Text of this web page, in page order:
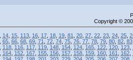
Copyright ©
14, 15, 113, 16, 17, 18, 19, 81 20, 27, 22, 23, 24, 25,
65, 66, 68, 69, 71 72, 74, 75, 76, 77, 78, 79, 80, 82, 83
118, 116, 117, 119, 148, 154, 124, 165, 122, 120, 123,
164, 152, 167, 155, 156, 157, 158, 159, 160, 161 162,